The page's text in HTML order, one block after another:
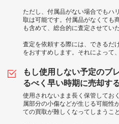
ただし、付属品がない場合でもハ
取は可能です。付属品がなくても
も含めて、総合的に査定させてい
査定を依頼する際には、できるだ
をおすすめします。それによって
もし使用しない予定のブ
るべく早い時期に売却す
使用されないまま長く保管してお
属部分の小傷などが生じる可能性
ての買取が難しくなってしまうこ